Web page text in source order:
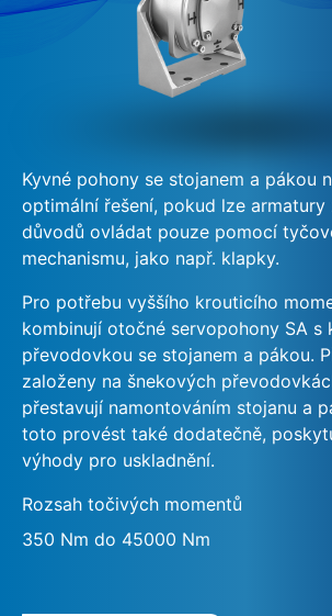
Kyvné pohony se stojanem a pákou
optimální řešení, pokud lze
důvodů ovládat pouze pomocí
mechanismu, jako např. klapky.
Pro potřebu vyššího krouticího
kombinují otočné servopohony SA s
převodovkou se stojanem a pákou.
založeny na šnekových
přestavují namontováním stojanu a
toto provést také dodatečně,
výhody pro uskladnění.
Rozsah točivých momentů
350 Nm do 45000 Nm